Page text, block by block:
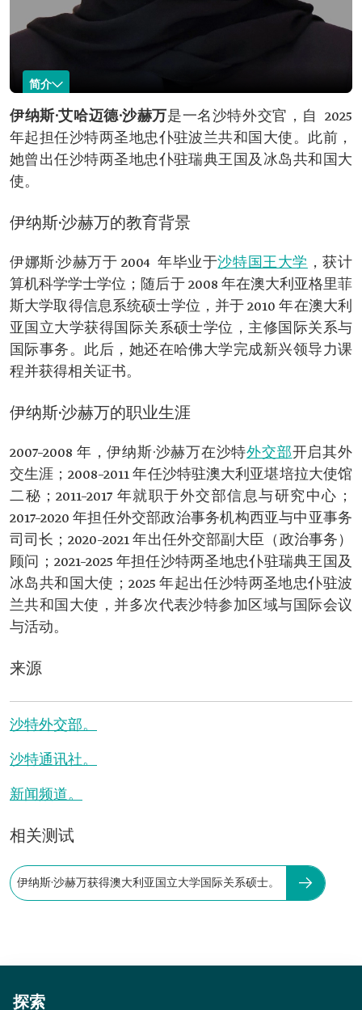
简介
伊纳斯·沙赫万
姓名
伊纳斯·沙赫万。
类别
沙特外交官。
现任职务
学术资历。
澳大利亚格里菲斯大学信息系统硕士。
澳大利亚国立大学国际关系硕士。
伊纳斯·艾哈迈德·沙赫万是一名沙特外交官，自 2025
年起担任沙特两圣地忠仆驻波兰共和国大使。此前，
她曾出任沙特两圣地忠仆驻瑞典王国及冰岛共和国大
使。
伊纳斯·沙赫万的教育背景
伊娜斯·沙赫万于 2004 年毕业于沙特国王大学 ，获计
算机科学学士学位；随后于 2008 年在澳大利亚格里菲
斯大学取得信息系统硕士学位，并于 2010 年在澳大利
亚国立大学获得国际关系硕士学位，主修国际关系与
国际事务。此后，她还在哈佛大学完成新兴领导力课
程并获得相关证书。
伊纳斯·沙赫万的职业生涯
2007–2008 年，伊纳斯·沙赫万在沙特外交部开启其外
交生涯；2008–2011 年任沙特驻澳大利亚堪培拉大使馆
二秘；2011–2017 年就职于外交部信息与研究中心；
2017–2020 年担任外交部政治事务机构西亚与中亚事务
司司长；2020–2021 年出任外交部副大臣（政治事务）
顾问；2021–2025 年担任沙特两圣地忠仆驻瑞典王国及
冰岛共和国大使；2025 年起出任沙特两圣地忠仆驻波
兰共和国大使，并多次代表沙特参加区域与国际会议
与活动。
来源
沙特外交部。
沙特通讯社。
新闻频道。
相关测试
伊纳斯·沙赫万获得澳大利亚国立大学国际关系硕士。
探索